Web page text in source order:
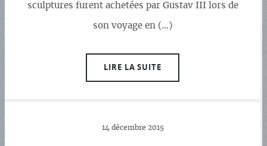
sculptures furent achetées par Gustav III lors de
son voyage en (…)
LIRE LA SUITE
14 décembre 2015